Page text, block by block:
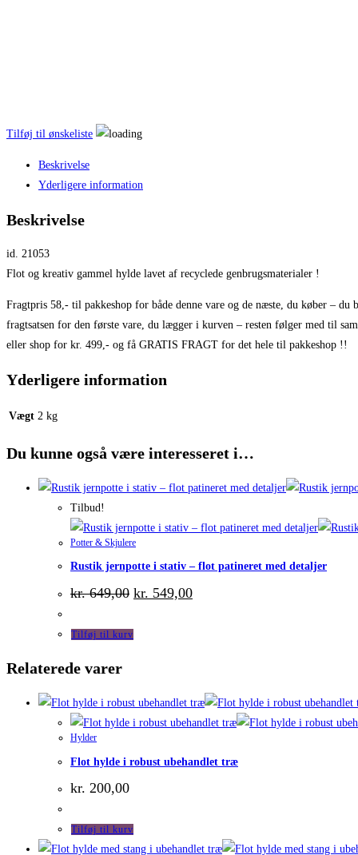
Tilføj til ønskeliste
Beskrivelse
Yderligere information
Beskrivelse
id. 21053
Flot og kreativ gammel hylde lavet af recyclede genbrugsmaterialer !
Fragtpris 58,- til pakkeshop for både denne vare og de næste, du køber – du
fragtsatsen for den første vare, du lægger i kurven – resten følger med til
eller shop for kr. 499,- og få GRATIS FRAGT for det hele til pakkeshop !!
Yderligere information
Vægt 2 kg
Du kunne også være interesseret i…
Tilbud!
Potter & Skjulere
Rustik jernpotte i stativ – flot patineret med detaljer
kr.649,00 Den
oprindelige
var:
kr. 549,00Den
aktuelle
Tilføj til kurv
Relaterede varer
Hylder
Flot hylde i robust ubehandlet træ
kr. 200,00
Tilføj til kurv